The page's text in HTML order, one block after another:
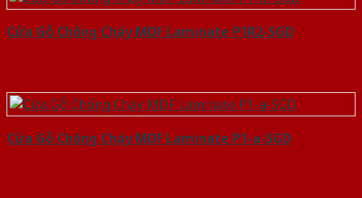
Cửa Gỗ Chống Cháy MDF Laminate P1R2-SGD
Cửa Gỗ Chống Cháy MDF Laminate P1-a-SGD